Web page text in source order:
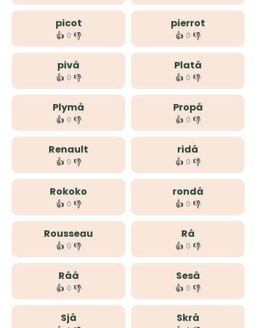
picot
👍 0 👎
pierrot
👍 0 👎
pivå
👍 0 👎
Platå
👍 0 👎
Plymå
👍 0 👎
Propå
👍 0 👎
Renault
👍 0 👎
ridå
👍 0 👎
Rokoko
👍 0 👎
rondå
👍 0 👎
Rousseau
👍 0 👎
Rå
👍 0 👎
Råå
👍 0 👎
Seså
👍 0 👎
Sjå Skrå